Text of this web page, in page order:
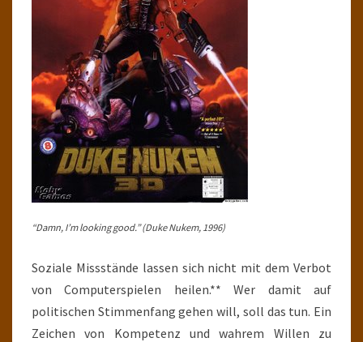
“Damn, I’m looking good.” (Duke Nukem, 1996)
Soziale Missstände lassen sich nicht mit dem Verbot
von Computerspielen heilen.** Wer damit auf
politischen Stimmenfang gehen will, soll das tun. Ein
Zeichen von Kompetenz und wahrem Willen zu